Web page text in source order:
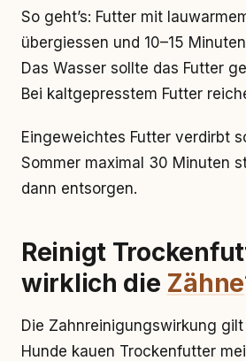
So geht’s: Futter mit
übergiessen und 10–15
Das Wasser sollte das Futter
Bei kaltgepresstem Futter
Eingeweichtes Futter verdirbt
Sommer maximal 30 Minuten
dann entsorgen.
Reinigt
wirklich die Zähne
Die Zahnreinigungswirkung
Hunde kauen Trockenfutter